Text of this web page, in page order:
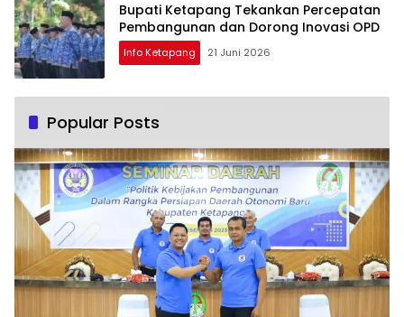
Bupati Ketapang Tekankan Percepatan
Pembangunan dan Dorong Inovasi OPD
Info Ketapang 21 Juni 2026
Popular Posts